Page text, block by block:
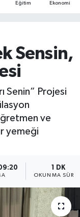
Eğitim Ekonomi
Sensin,
Senin” Projesi
ve
yemeği
1 DK
OKUNMA